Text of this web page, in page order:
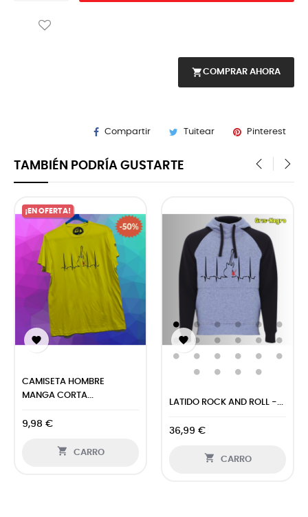
shopping_cartCOMPRAR AHORA
Compartir Tuitear Pinterest
TAMBIÉN PODRÍA GUSTARTE
¡EN OFERTA!

CAMISETA HOMBRE
MANGA CORTA...
9,98 €
 CARRO

LATIDO ROCK AND ROLL -...
36,99 €
 CARRO